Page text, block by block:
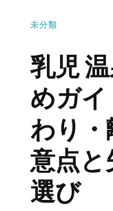
未分類
乳児
めガ
わり
意点
選び